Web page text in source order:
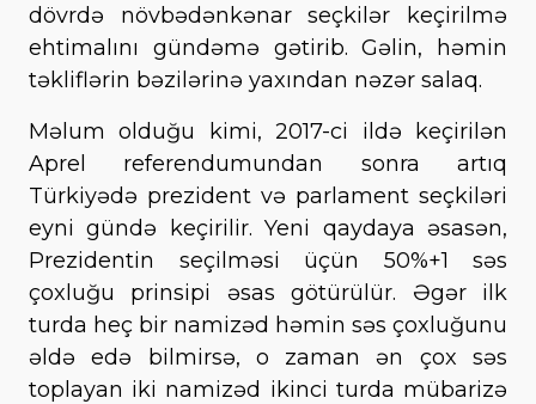
dövrdə növbədənkənar seçkilər keçirilmə
ehtimalını gündəmə gətirib. Gəlin, həmin
təkliflərin bəzilərinə yaxından nəzər salaq.
Məlum olduğu kimi, 2017-ci ildə keçirilən
Aprel referendumundan sonra artıq
Türkiyədə prezident və parlament seçkiləri
eyni gündə keçirilir. Yeni qaydaya əsasən,
Prezidentin seçilməsi üçün 50%+1 səs
çoxluğu prinsipi əsas götürülür. Əgər ilk
turda heç bir namizəd həmin səs çoxluğunu
əldə edə bilmirsə, o zaman ən çox səs
toplayan iki namizəd ikinci turda mübarizə